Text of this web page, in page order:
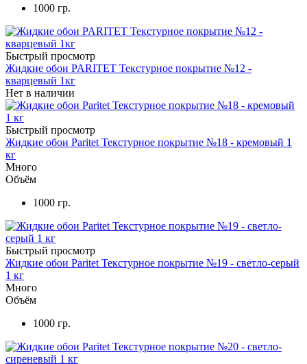
1000 гр.
Быстрый просмотр
Жидкие обои PARITET Текстурное покрытие №12 -
кварцевый 1кг
Нет в наличии
Быстрый просмотр
Жидкие обои Paritet Текстурное покрытие №18 - кремовый 1
кг
Много
Объём
1000 гр.
Быстрый просмотр
Жидкие обои Paritet Текстурное покрытие №19 - светло-серый
1 кг
Много
Объём
1000 гр.